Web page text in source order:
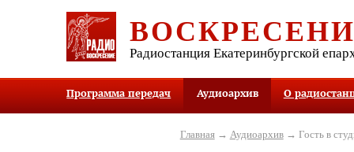
Радиостанция Екатеринбургской
Программа передач Аудиоархив О
Главная→ Аудиоархив→ Гость в